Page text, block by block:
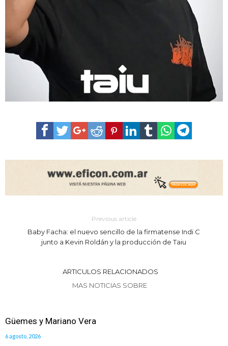
Previous article
Baby Facha: el nuevo sencillo de la firmatense Indi C
junto a Kevin Roldán y la producción de Taiu
ARTICULOS RELACIONADOS
MAS NOTICIAS SOBRE
Güemes y Mariano Vera
6 agosto, 2026